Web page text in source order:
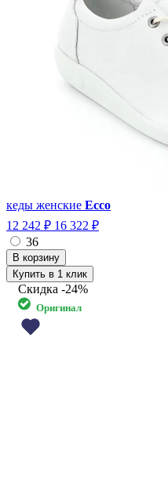
кеды женские Ecco
12 242 ₽ 16 322 ₽
36
Купить в 1 клик
Скидка -24%
Оригинал